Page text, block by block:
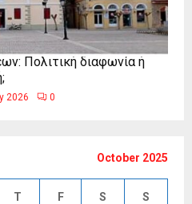
Πολιτική διαφωνία ή
2026 0
October 2025
T F S S